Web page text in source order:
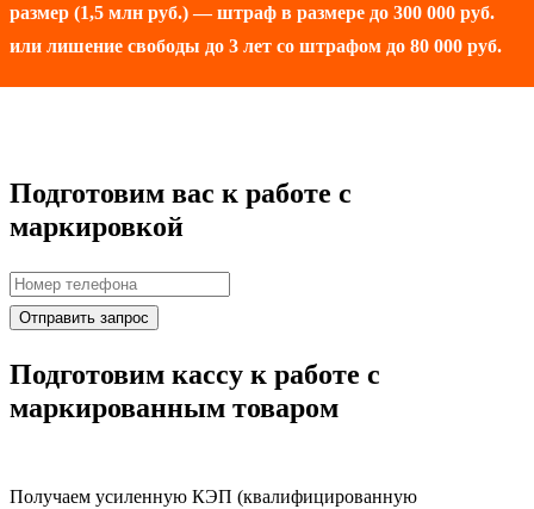
размер (1,5 млн руб.) — штраф в размере до 300 000 руб.
или лишение свободы до 3 лет со штрафом до 80 000 руб.
Подготовим вас к работе с
маркировкой
Подготовим кассу к работе с
маркированным товаром
Получаем усиленную КЭП (квалифицированную